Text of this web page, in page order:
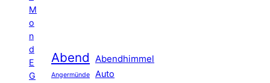
M
o
n
d
E
G
Abend Abendhimmel
Angermünde Auto